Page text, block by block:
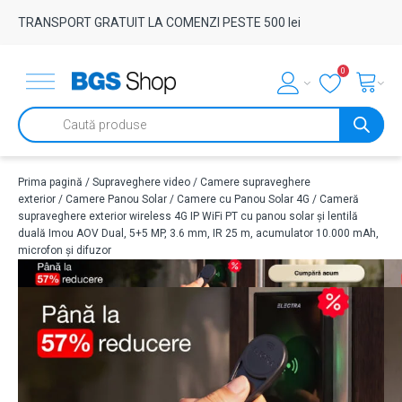
TRANSPORT GRATUIT LA COMENZI PESTE 500 lei
0
Products
search
Prima pagină / Supraveghere video / Camere supraveghere
exterior / Camere Panou Solar / Camere cu Panou Solar 4G / Cameră
supraveghere exterior wireless 4G IP WiFi PT cu panou solar și lentilă
duală Imou AOV Dual, 5+5 MP, 3.6 mm, IR 25 m, acumulator 10.000 mAh,
microfon și difuzor